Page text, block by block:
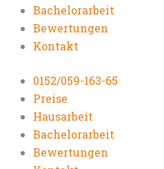
Bachelorarbeit
Bewertungen
Kontakt
0152/059-163-65
Preise
Hausarbeit
Bachelorarbeit
Bewertungen